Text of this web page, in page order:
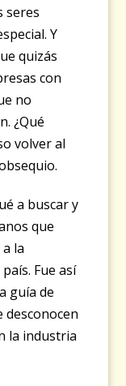
seres
Y
quizás
con
no
¿Qué
volver al
a buscar y
que
la
Fue así
guía de
desconocen
la industria